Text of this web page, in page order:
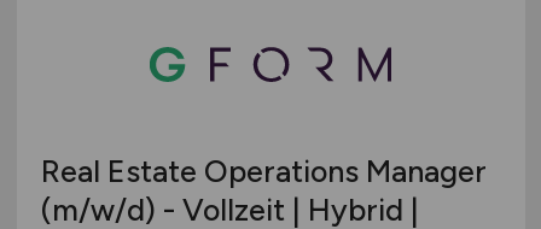
Real Estate Operations Manager
(m/w/d) - Vollzeit | Hybrid |